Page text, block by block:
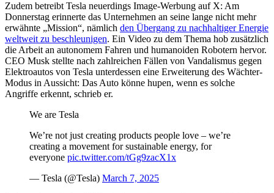
Zudem betreibt Tesla neuerdings Image-Werbung auf X: Am
Donnerstag erinnerte das Unternehmen an seine lange nicht mehr
erwähnte „Mission“, nämlich den Übergang zu nachhaltiger Energie
weltweit zu beschleunigen. Ein Video zu dem Thema hob zusätzlich
die Arbeit an autonomem Fahren und humanoiden Robotern hervor.
CEO Musk stellte nach zahlreichen Fällen von Vandalismus gegen
Elektroautos von Tesla unterdessen eine Erweiterung des Wächter-
Modus in Aussicht: Das Auto könne hupen, wenn es solche
Angriffe erkennt, schrieb er.
We are Tesla
We’re not just creating products people love – we’re
creating a movement for sustainable energy, for
everyone pic.twitter.com/tGg9zacX1x
— Tesla (@Tesla) March 7, 2025